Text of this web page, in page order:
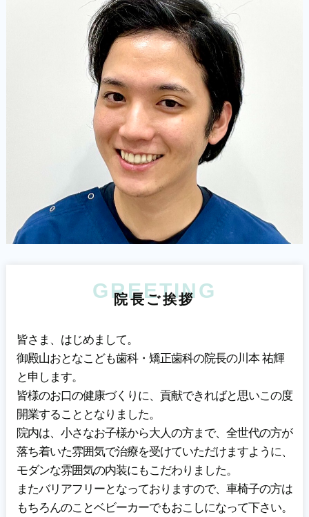
GREETING
院長ご挨拶
皆さま、はじめまして。
御殿山おとなこども歯科・矯正歯科の院長の川本 祐輝
と申します。
皆様のお口の健康づくりに、貢献できればと思いこの度
開業することとなりました。
院内は、小さなお子様から大人の方まで、全世代の方が
落ち着いた雰囲気で治療を受けていただけますように、
モダンな雰囲気の内装にもこだわりました。
またバリアフリーとなっておりますので、車椅子の方は
もちろんのことベビーカーでもおこしになって下さい。